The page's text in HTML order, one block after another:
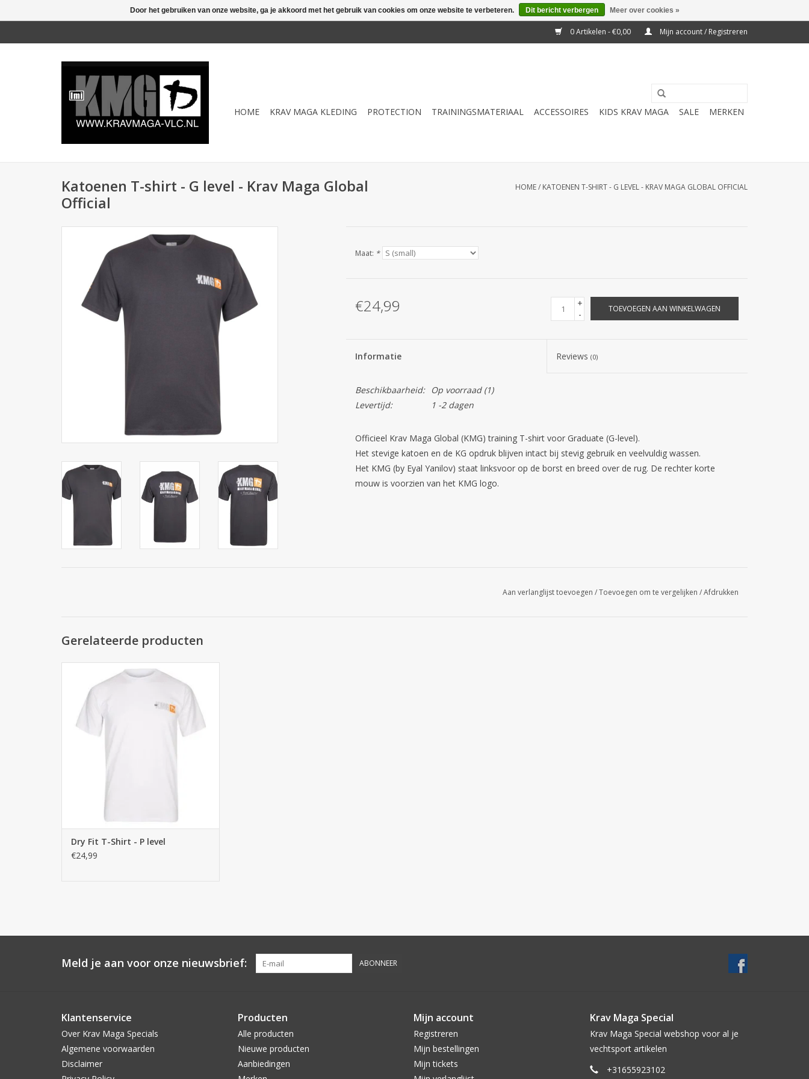
0 Artikelen - €0,00 Mijn account / Registreren
HOME KRAV MAGA KLEDING PROTECTION TRAININGSMATERIAAL ACCESSOIRES KIDS KRAV MAGA SALE MERKEN
Katoenen T-shirt - G level - Krav Maga Global
Official
HOME/ KATOENEN T-SHIRT - G LEVEL - KRAV MAGA GLOBAL OFFICIAL
Maat: *
€24,99
+
-
TOEVOEGEN AAN WINKELWAGEN
Informatie Reviews(0)
Beschikbaarheid: Op voorraad(1)
Levertijd:
1 -2 dagen
Officieel Krav Maga Global (KMG) training T-shirt voor Graduate (G-level).
Het stevige katoen en de KG opdruk blijven intact bij stevig gebruik en veelvuldig wassen.
Het KMG (by Eyal Yanilov) staat linksvoor op de borst en breed over de rug. De rechter korte
mouw is voorzien van het KMG logo.
Aan verlanglijst toevoegen /Toevoegen om te vergelijken /Afdrukken
Gerelateerde producten
Krav Maga Global officieel practitioner (P1
en P2) Dry Fit training T-shirt. Wit
TOEVOEGEN AAN WINKELWAGEN
Dry Fit T-Shirt - P level
€24,99
Meld je aan voor onze nieuwsbrief: ABONNEER
Klantenservice
Over Krav Maga Specials
Algemene voorwaarden
Disclaimer
Producten
Alle producten
Nieuwe producten
Aanbiedingen
Mijn account
Registreren
Mijn bestellingen
Mijn tickets
Krav Maga Special
Krav Maga Special webshop voor al je
vechtsport artikelen
+31655923102
Door het gebruiken van onze website, ga je akkoord met het gebruik van cookies om onze website te verbeteren. Dit bericht verbergen Meer over cookies »